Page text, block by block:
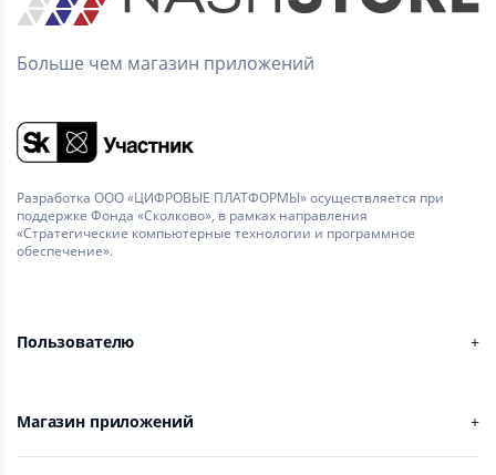
Больше чем магазин приложений
Разработка ООО «ЦИФРОВЫЕ ПЛАТФОРМЫ» осуществляется при
поддержке Фонда «Сколково», в рамках направления
«Стратегические компьютерные технологии и программное
обеспечение».
Пользователю
Магазин приложений